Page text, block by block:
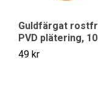
Guldfärgat
PVD plätering,
49 kr